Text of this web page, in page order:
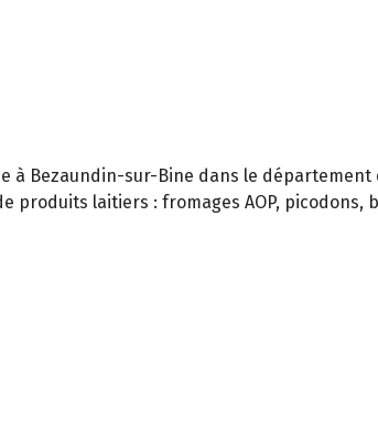
à Bezaundin-sur-Bine dans le département
produits laitiers : fromages AOP, picodons,